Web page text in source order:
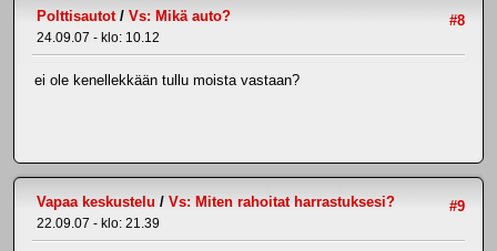
#8
Polttisautot/ Vs: Mikä auto?
24.09.07 - klo: 10.12
ei ole kenellekkään tullu moista vastaan?
#9
Vapaa keskustelu / Vs: Miten rahoitat harrastuksesi?
22.09.07 - klo: 21.39